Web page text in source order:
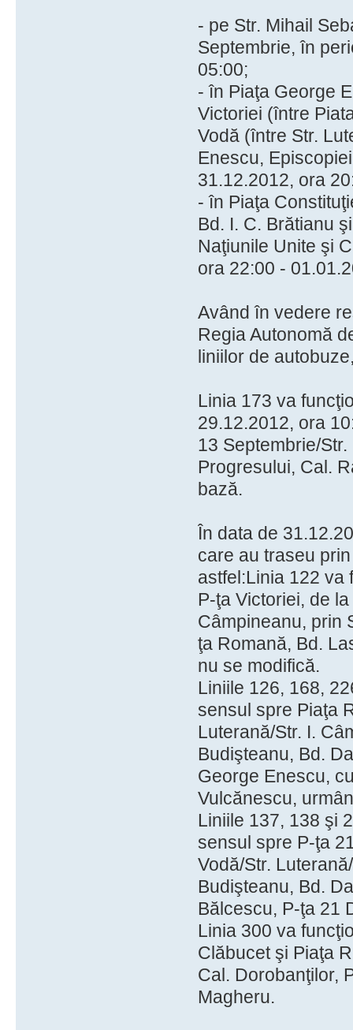
- pe Str. Mihail
Septembrie, în
05:00;
- în Piaţa George
Victoriei (între
Vodă (între Str.
Enescu,
31.12.2012, ora
- în Piaţa
Bd. I. C. Brătianu
Naţiunile Unite şi
ora 22:00 -
Având în vedere
Regia Autonomă
liniilor de
Linia 173 va
29.12.2012, ora
13 Septembrie/
Progresului, Cal.
bază.
În data de
care au traseu
astfel:Linia 122 va
P-ţa Victoriei, de
Câmpineanu, prin
ţa Romană, Bd.
nu se modifică.
Liniile 126, 168,
sensul spre Piaţa
Luterană/Str. I.
Budişteanu, Bd.
George Enescu,
Vulcănescu,
Liniile 137, 138 şi
sensul spre P-ţa
Vodă/Str.
Budişteanu, Bd.
Bălcescu, P-ţa 21
Linia 300 va
Clăbucet şi Piaţa
Cal. Dorobanţilor,
Magheru.